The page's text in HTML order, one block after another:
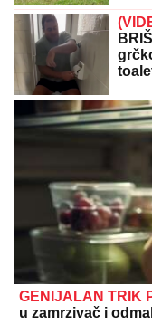
GENIJALAN TRIK
u zamrzivač i